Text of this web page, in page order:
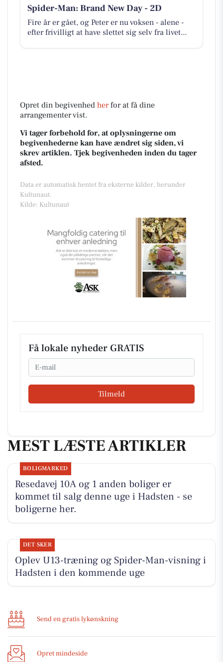
Spider-Man: Brand New Day - 2D
Fire år er gået, og Peter er nu voksen - alene -
efter frivilligt at have slettet sig selv fra livet...
Opret din begivenhed herfor at få dine
arrangementer vist.
Vi tager forbehold for, at oplysningerne om
begivenhederne kan have ændret sig siden, vi
skrev artiklen. Tjek begivenheden inden du tager
afsted.
Data er automatisk hentet fra eksterne kilder, herunder
Kultunaut.
Kilde: Kultunaut
Få lokale nyheder GRATIS
Email
Tilmeld
MEST LÆSTE ARTIKLER
BOLIGMARKED
Resedavej 10A og 1 anden boliger er
kommet til salg denne uge i Hadsten - se
boligerne her.
DET SKER
Oplev U13-træning og Spider-Man-visning i
Hadsten i den kommende uge
Send en gratis lykønskning
Opret mindeside